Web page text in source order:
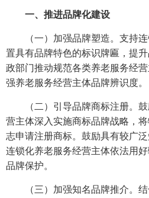
一、推进品牌化建设
（一）加强品牌塑造。支持
置具有品牌特色的标识牌匾，提
政部门推动规范各类养老服务经
强养老服务经营主体品牌辨识度。
（二）引导品牌商标注册。
营主体深入实施商标品牌战略，
志申请注册商标。鼓励具有较广
连锁化养老服务经营主体依法用
品牌保护。
（三）加强知名品牌推介。